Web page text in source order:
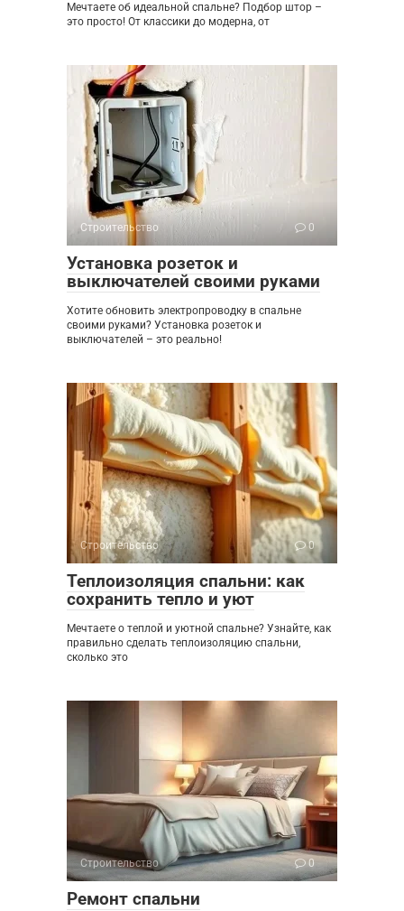
Мечтаете об идеальной спальне? Подбор штор –
это просто! От классики до модерна, от
Строительство 0
Установка розеток и
выключателей своими руками
Хотите обновить электропроводку в спальне
своими руками? Установка розеток и
выключателей – это реально!
Строительство 0
Теплоизоляция спальни: как
сохранить тепло и уют
Мечтаете о теплой и уютной спальне? Узнайте, как
правильно сделать теплоизоляцию спальни,
сколько это
Строительство 0
Ремонт спальни